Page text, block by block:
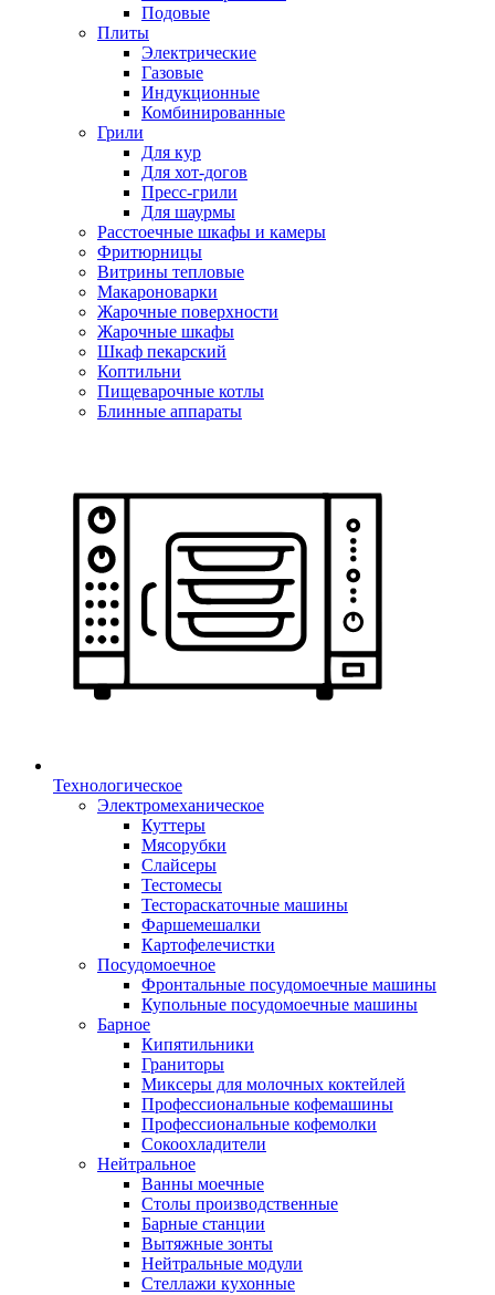
Подовые
Плиты
Электрические
Газовые
Индукционные
Комбинированные
Грили
Для кур
Для хот-догов
Пресс-грили
Для шаурмы
Расстоечные шкафы и камеры
Фритюрницы
Витрины тепловые
Макароноварки
Жарочные поверхности
Жарочные шкафы
Шкаф пекарский
Коптильни
Пищеварочные котлы
Блинные аппараты
Технологическое
Электромеханическое
Куттеры
Мясорубки
Слайсеры
Тестомесы
Тестораскаточные машины
Фаршемешалки
Картофелечистки
Посудомоечное
Фронтальные посудомоечные машины
Купольные посудомоечные машины
Барное
Кипятильники
Граниторы
Миксеры для молочных коктейлей
Профессиональные кофемашины
Профессиональные кофемолки
Сокоохладители
Нейтральное
Ванны моечные
Столы производственные
Барные станции
Вытяжные зонты
Нейтральные модули
Стеллажи кухонные